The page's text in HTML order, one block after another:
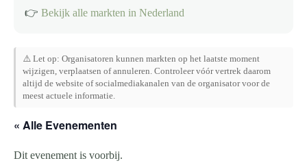
👉 Bekijk alle markten in Nederland
⚠️ Let op: Organisatoren kunnen markten op het laatste moment
wijzigen, verplaatsen of annuleren. Controleer vóór vertrek daarom
altijd de website of socialmediakanalen van de organisator voor de
meest actuele informatie.
« Alle Evenementen
Dit evenement is voorbij.